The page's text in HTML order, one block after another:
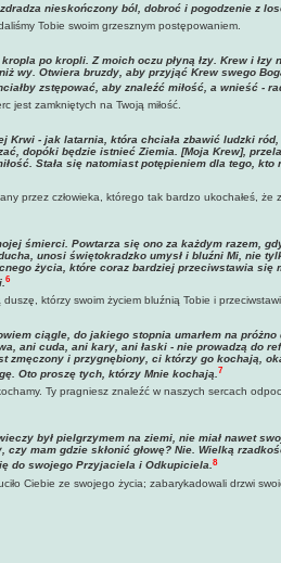
nieskończony ból, dobroć i pogodzenie z
Tobie swoim grzesznym postępowaniem.
po kropli. Z moich oczu płyną łzy. Krew i łzy
wy. Otwiera bruzdy, aby przyjąć Krew swego
zstępować, aby znaleźć miłość, a wnieść -
jest zamkniętych na Twoją miłość.
Krwi - jak latarnia, która chciała zbawić ludzki
dopóki będzie istnieć Ziemia. [Moja Krew],
Stała się natomiast potępieniem dla tego, kto
przez człowieka, którego tak bardzo ukochałeś, że
śmierci. Powtarza się ono za każdym razem,
unosi świętokradzko umysł i bluźni Mi, nie
życia, które coraz bardziej przeciwstawia się
6
którzy swoim życiem bluźnią Tobie i
ciągle, do jakiego stopnia umarłem na próżno
ani cuda, ani kary, ani łaski - nie prowadzą do
zmęczony i przygnębiony, ci którzy go kochają,
Oto proszę tych, którzy Mnie kochają.7
Ty pragniesz znaleźć w naszych sercach
był pielgrzymem na ziemi, nie miał nawet
czy mam gdzie skłonić głowę? Nie. Wielką
do swojego Przyjaciela i Odkupiciela.8
Ciebie ze swojego życia; zabarykadowali drzwi